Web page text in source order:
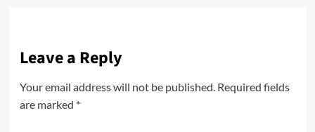
Leave a Reply
Your email address will not be published. Required fields
are marked *